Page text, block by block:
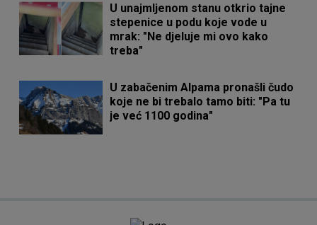
U unajmljenom stanu otkrio tajne
stepenice u podu koje vode u
mrak: "Ne djeluje mi ovo kako
treba"
U zabačenim Alpama pronašli čudo
koje ne bi trebalo tamo biti: "Pa tu
je već 1100 godina"